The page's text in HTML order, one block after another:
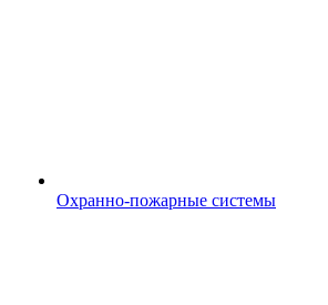
Охранно-пожарные системы